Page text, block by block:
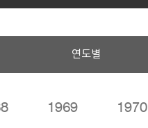
연도별
1969 1970